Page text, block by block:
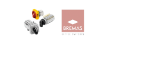
RewriteCond
%
{THE_REQUEST}